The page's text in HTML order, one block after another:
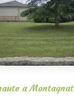
a Montagnat